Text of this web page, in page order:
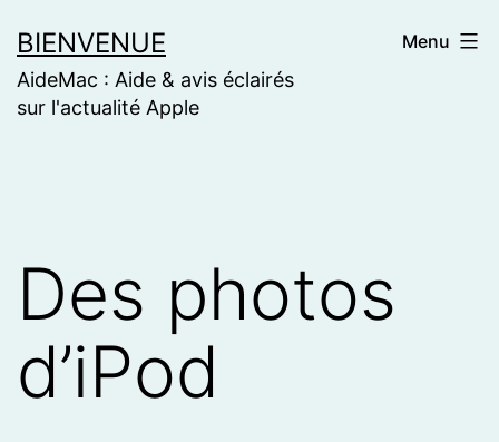
to
content
BIENVENUE
AideMac : Aide & avis éclairés
sur l'actualité Apple
Menu
Des photos
d’iPod